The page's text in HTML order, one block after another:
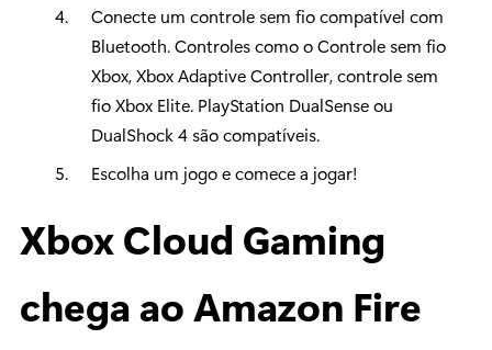
Conecte um controle sem fio compatível com
Bluetooth. Controles como o Controle sem fio
Xbox, Xbox Adaptive Controller, controle sem
fio Xbox Elite. PlayStation DualSense ou
DualShock 4 são compatíveis.
Escolha um jogo e comece a jogar!
Xbox Cloud Gaming
chega ao Amazon Fire